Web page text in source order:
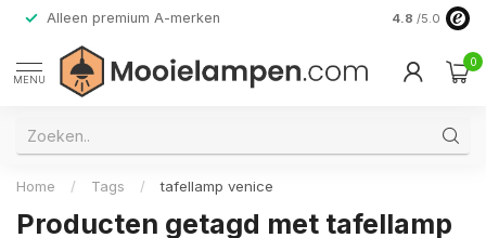
Alleen premium A-merken 4.8 /5.0
MENU
0
Home / Tags / tafellamp venice
Producten getagd met tafellamp